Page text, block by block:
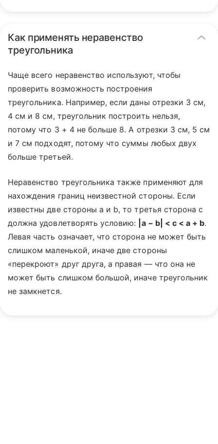
Как применять неравенство
треугольника
Чаще всего неравенство используют, чтобы
проверить возможность построения
треугольника. Например, если даны отрезки 3 см,
4 см и 8 см, треугольник построить нельзя,
потому что 3 + 4 не больше 8. А отрезки 3 см, 5 см
и 7 см подходят, потому что суммы любых двух
больше третьей.
Неравенство треугольника также применяют для
нахождения границ неизвестной стороны. Если
известны две стороны a и b, то третья сторона c
должна удовлетворять условию: |a − b| < c < a + b.
Левая часть означает, что сторона не может быть
слишком маленькой, иначе две стороны
«перекроют» друг друга, а правая — что она не
может быть слишком большой, иначе треугольник
не замкнется.